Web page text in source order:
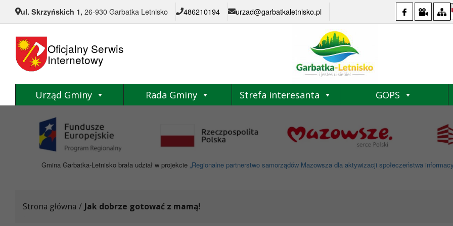
ul. Skrzyńskich 1, 26-930 Garbatka Letnisko 486210194 urzad@garbatkaletnisko.pl
Oficjalny Serwis
Internetowy
Urząd Gminy Rada Gminy Strefa interesanta GOPS
Gmina Garbatka-Letnisko brała udział w projekcie „Regionalne partnerstwo samorządów Mazowsza dla aktywizacji społeczeństwa
Strona główna / Jak dobrze gotować z mamą!